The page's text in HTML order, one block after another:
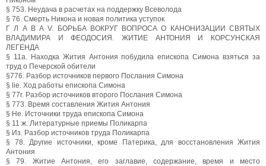
§ 753. Неудача в расчетах на поддержку Всеволода
§ 76. Смерть Никона и новая политика уступок
Г Л А В А V. БОРЬБА ВОКРУГ ВОПРОСА О КАНОНИЗАЦИИ СВЯТЫХ
ВЛАДИМИРА И ФЕОДОСИЯ. ЖИТИЕ АНТОНИЯ И КОРСУНСКАЯ
ЛЕГЕНДА
§ 11а. Находка Жития Антония побудила епископа Симона взяться за
труд о Печерской обители
§776. Разбор источников первого Послания Симона
§ lie. Ход работы епископа Симона
§ 77г. Разбор источников второго Послания Симона
§ 773. Время составления Жития Антония
§ Не. Источники труда епископа Симона
§ 11 ж. Литературные приемы Поликарпа
§ Из. Разбор источников труда Поликарпа
§ 78. Другие источники, кроме Патерика, для восстановления Жития
Антония
§ 79. Житие Антония, его заглавие, содержание, время и место